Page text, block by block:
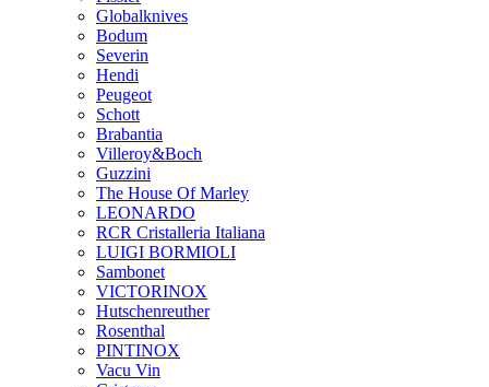
Globalknives
Bodum
Severin
Hendi
Peugeot
Schott
Brabantia
Villeroy&Boch
Guzzini
The House Of Marley
LEONARDO
RCR Cristalleria Italiana
LUIGI BORMIOLI
Sambonet
VICTORINOX
Hutschenreuther
Rosenthal
PINTINOX
Vacu Vin